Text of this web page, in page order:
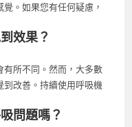
。如果您有任何疑慮，
效果？
所不同。然而，大多數
改善。持續使用呼吸機
問題嗎？